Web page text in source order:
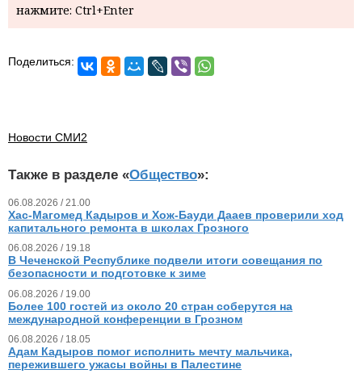
нажмите: Ctrl+Enter
Поделиться:
Новости СМИ2
Также в разделе «Общество»:
06.08.2026 / 21.00
Хас-Магомед Кадыров и Хож-Бауди Дааев проверили ход
капитального ремонта в школах Грозного
06.08.2026 / 19.18
В Чеченской Республике подвели итоги совещания по
безопасности и подготовке к зиме
06.08.2026 / 19.00
Более 100 гостей из около 20 стран соберутся на
международной конференции в Грозном
06.08.2026 / 18.05
Адам Кадыров помог исполнить мечту мальчика,
пережившего ужасы войны в Палестине